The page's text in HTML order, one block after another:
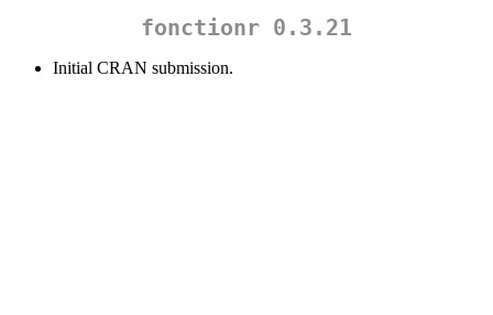
fonctionr 0.3.21
Initial CRAN submission.